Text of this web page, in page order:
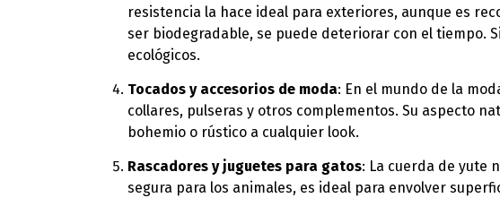
resistencia la hace ideal para exteriores, aunque es
ser biodegradable, se puede deteriorar con el tiempo.
ecológicos.
Tocados y accesorios de moda: En el mundo de la
collares, pulseras y otros complementos. Su aspecto
bohemio o rústico a cualquier look.
Rascadores y juguetes para gatos: La cuerda de yute
segura para los animales, es ideal para envolver